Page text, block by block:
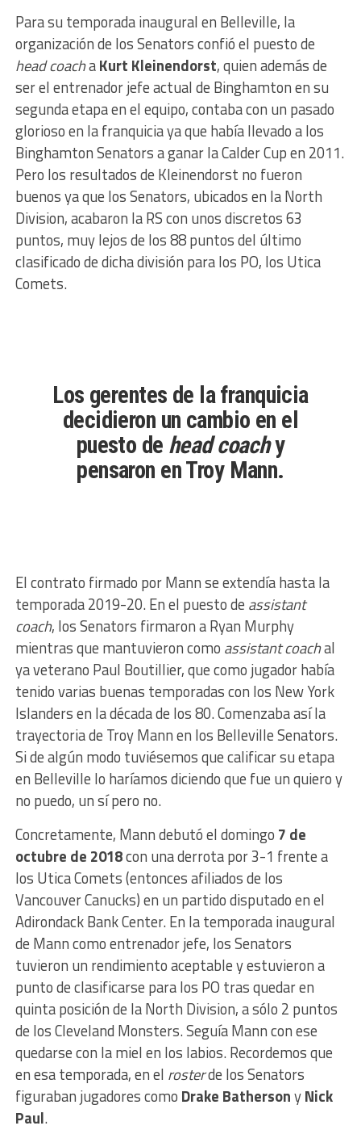
Para su temporada inaugural en Belleville, la
organización de los Senators confió el puesto de
head coachaKurt Kleinendorst, quien además de
ser el entrenador jefe actual de Binghamton en su
segunda etapa en el equipo, contaba con un pasado
glorioso en la franquicia ya que había llevado a los
Binghamton Senators a ganar la Calder Cup en 2011.
Pero los resultados de Kleinendorst no fueron
buenos ya que los Senators, ubicados en la North
Division, acabaron la RS con unos discretos 63
puntos, muy lejos de los 88 puntos del último
clasificado de dicha división para los PO, los Utica
Comets.
Los gerentes de la franquicia
decidieron un cambio en el
puesto de head coachy
pensaron en Troy Mann.
El contrato firmado por Mann se extendía hasta la
temporada 2019-20. En el puesto de assistant
coach, los Senators firmaron a Ryan Murphy
mientras que mantuvieron como assistant coachal
ya veterano Paul Boutillier, que como jugador había
tenido varias buenas temporadas con los New York
Islanders en la década de los 80. Comenzaba así la
trayectoria de Troy Mann en los Belleville Senators.
Si de algún modo tuviésemos que calificar su etapa
en Belleville lo haríamos diciendo que fue un quiero y
no puedo, un sí pero no.
Concretamente, Mann debutó el domingo 7 de
octubre de 2018con una derrota por 3-1 frente a
los Utica Comets (entonces afiliados de los
Vancouver Canucks) en un partido disputado en el
Adirondack Bank Center. En la temporada inaugural
de Mann como entrenador jefe, los Senators
tuvieron un rendimiento aceptable y estuvieron a
punto de clasificarse para los PO tras quedar en
quinta posición de la North Division, a sólo 2 puntos
de los Cleveland Monsters. Seguía Mann con ese
quedarse con la miel en los labios. Recordemos que
en esa temporada, en el rosterde los Senators
figuraban jugadores como Drake BathersonyNick
Paul.